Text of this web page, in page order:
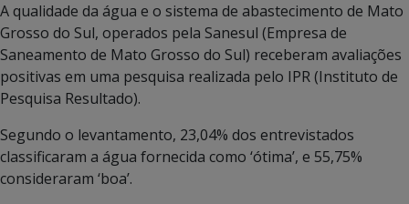
A qualidade da água e o sistema de abastecimento de Mato
Grosso do Sul, operados pela Sanesul (Empresa de
Saneamento de Mato Grosso do Sul) receberam avaliações
positivas em uma pesquisa realizada pelo IPR (Instituto de
Pesquisa Resultado).
Segundo o levantamento, 23,04% dos entrevistados
classificaram a água fornecida como ‘ótima’, e 55,75%
consideraram ‘boa’.